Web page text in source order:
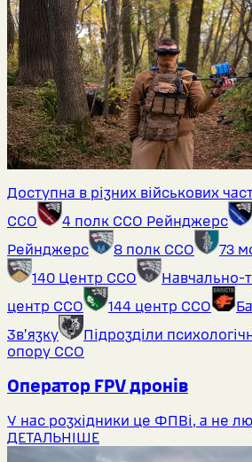
Доступна в різних військових
ССО
4 полк ССО Рейнджерс
Рейнджерс
8 полк ССО
73
140 Центр ССО
Навчально-
центр ССО
144 центр ССО
Звʼязку
Підрозділи
опору ССО
Оператор FPV дронів
У нас розхідники це ФПВі, а не
ДЕТАЛЬНІШЕ